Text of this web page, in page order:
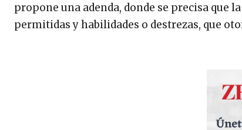
propone una adenda, donde se precisa que
permitidas y habilidades o destrezas, que